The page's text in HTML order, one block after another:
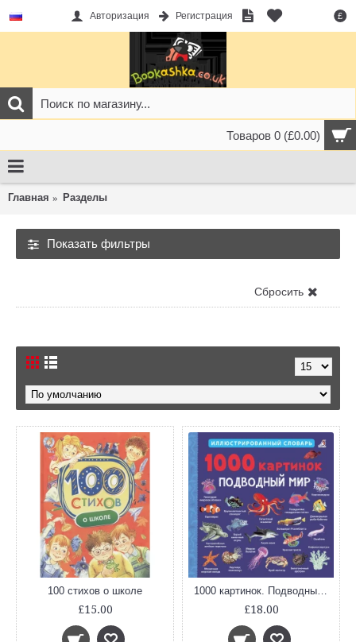
£
Авторизация Регистрация
Товаров 0 (£0.00)
Главная Разделы
Показать фильтры
Сбросить
100 стихов о школе
£15.00
1000 картинок. Подводный мир. Иллюстрированный словарь
£18.00